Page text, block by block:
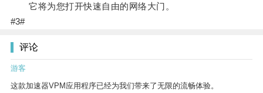
它将为您打开快速自由的网络大门。
#3#
评论
游客
这款加速器VPM应用程序已经为我们带来了无限的流畅体验。